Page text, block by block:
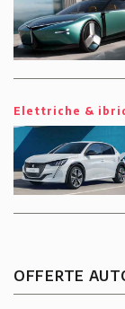
Elettriche &
OFFERTE